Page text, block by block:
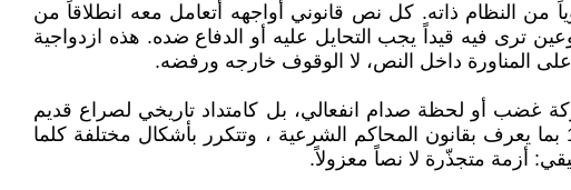
من النظام ذاته. كل نص قانوني أواجهه أتعامل معه انطلاقاً من
ترى فيه قيداً يجب التحايل عليه أو الدفاع ضده. هذه ازدواجية
على المناورة داخل النص، لا الوقوف خارجه ورفضه.
غضب أو لحظة صدام انفعالي، بل كامتداد تاريخي لصراع قديم
على المرأة وحياتها وولايتها على نفسها. فالرغبة في فرض هذه المدونة ليست وليدة اللحظة، بل تعود للعام 1923 بما يعرف بقانون المحاكم الشرعية ، وتتكرر بأشكال مختلفة كلما
أزمة متجذّرة لا نصاً معزولاً.